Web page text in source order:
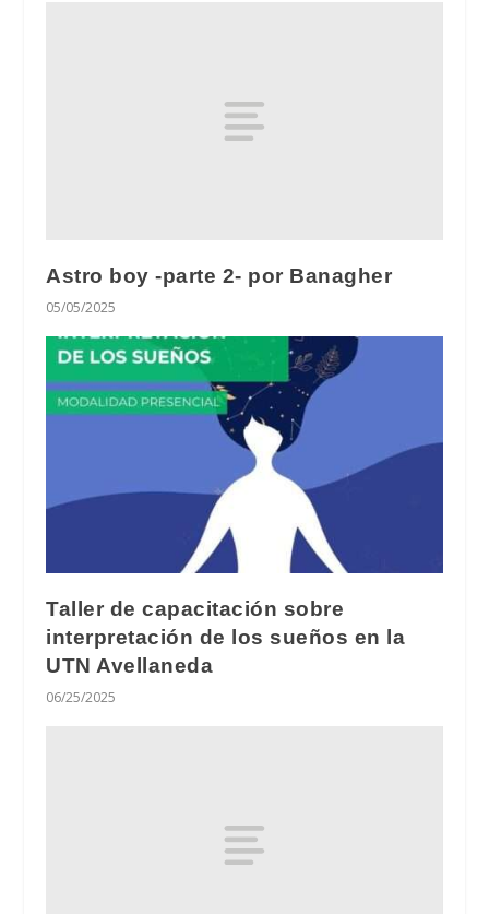
Astro boy -parte 2- por Banagher
05/05/2025
Taller de capacitación sobre
interpretación de los sueños en la
UTN Avellaneda
06/25/2025